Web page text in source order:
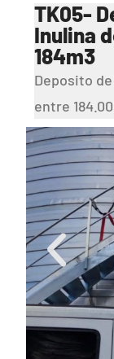
TK05-
Inulina
184m3
Deposito
entre